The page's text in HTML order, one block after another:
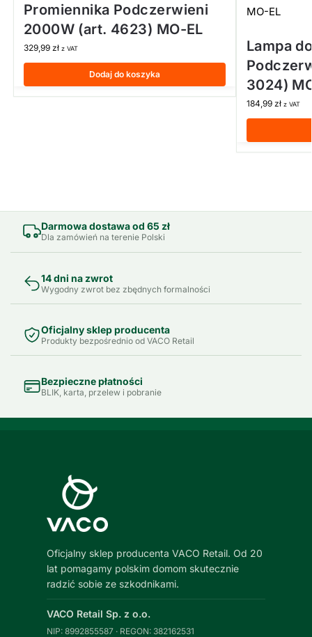
Promiennika Podczerwieni
2000W (art. 4623) MO-EL
329,99 zł z VAT
Dodaj do koszyka
MO-EL
Lampa
3024)
184,99 zł z VAT
Darmowa dostawa od 65 zł
Dla zamówień na terenie Polski
14 dni na zwrot
Wygodny zwrot bez zbędnych formalności
Oficjalny sklep producenta
Produkty bezpośrednio od VACO Retail
Bezpieczne płatności
BLIK, karta, przelew i pobranie
Oficjalny sklep producenta VACO Retail. Od 20
lat pomagamy polskim domom skutecznie
radzić sobie ze szkodnikami.
VACO Retail Sp. z o.o.
NIP: 8992855587 · REGON: 382162531